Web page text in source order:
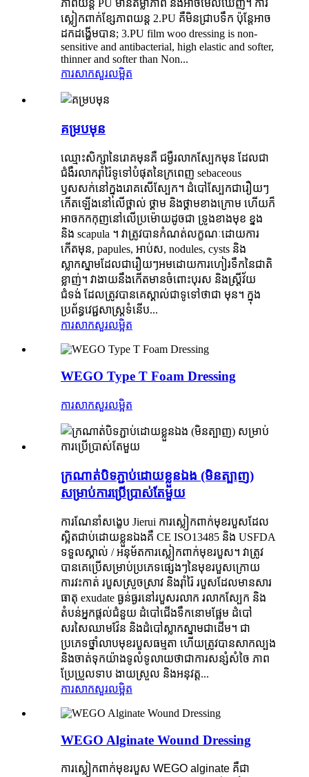
ភាពយន្ត PU មានតម្លាភាព និងអាចមើលឃើញ។ ការ
ស្លៀកពាក់ខ្សែភាពយន្ដ 2.PU គឺមិនជ្រាបទឹក ប៉ុន្តែអាច
ដកដង្ហើមបាន; 3.PU film woo dressing is non-
sensitive and antibacterial, high elastic and softer,
thinner and softer than Non...
ការសាកសួរលម្អិត
គម្របមុន
ឈ្មោះសិក្សានៃរោគមុនគឺ ជម្ងឺរលាកស្បែកមុន ដែលជា
ជំងឺរលាករ៉ាំរ៉ៃទូទៅបំផុតនៃក្រពេញ sebaceous
ឫសសក់នៅក្នុងរោគសើស្បែក។ ដំបៅស្បែកជារឿយៗ
កើតឡើងនៅលើថ្ពាល់ ថ្គាម និងថ្គាមខាងក្រោម ហើយក៏
អាចកកកុញនៅលើប្រម៉ោយដូចជា ទ្រូងខាងមុខ ខ្នង
និង scapula ។ វាត្រូវបានកំណត់លក្ខណៈដោយការ
កើតមុន, papules, អាប់ស, nodules, cysts និង
ស្លាកស្នាមដែលជារឿយៗអមដោយការហៀរទឹកនៃជាតិ
ខ្លាញ់។ វាងាយនឹងកើតមានចំពោះបុរស និងស្ត្រីវ័យ
ជំទង់ ដែលត្រូវបានគេស្គាល់ជាទូទៅថាជា មុន។ ក្នុង​
ប្រព័ន្ធ​វេជ្ជសាស្ត្រ​ទំនើប...
ការសាកសួរលម្អិត
WEGO Type T Foam Dressing
ការសាកសួរលម្អិត
ក្រណាត់បិទភ្ជាប់ដោយខ្លួនឯង (មិនត្បាញ)
សម្រាប់ការប្រើប្រាស់តែមួយ
ការណែនាំសង្ខេប Jierui ការស្លៀកពាក់មុខរបួសដែល
ស្អិតជាប់ដោយខ្លួនឯងគឺ CE ISO13485 និង USFDA
ទទួលស្គាល់ / អនុម័តការស្លៀកពាក់មុខរបួស។ វាត្រូវ
បានគេប្រើសម្រាប់ប្រភេទផ្សេងៗនៃមុខរបួសក្រោយ
ការវះកាត់ របួសស្រួចស្រាវ និងរ៉ាំរ៉ៃ របួសដែលមានសារ
ធាតុ exudate ធ្ងន់ធ្ងរនៅរបួសរលាក រលាកស្បែក និង
តំបន់អ្នកផ្តល់ជំនួយ ដំបៅជើងទឹកនោមផ្អែម ដំបៅ
សរសៃឈាមវ៉ែន និងដំបៅស្លាកស្នាមជាដើម។ ជា
ប្រភេទថ្នាំលាបមុខរបួសធម្មតា ហើយត្រូវបានសាកល្បង
និងចាត់ទុកយ៉ាងទូលំទូលាយថាជាការសន្សំសំចៃ ភាព
ប្រែប្រួលទាប ងាយស្រួល និងអនុវត្ត...
ការសាកសួរលម្អិត
WEGO Alginate Wound Dressing
ការស្លៀកពាក់មុខរបួស WEGO alginate គឺជា